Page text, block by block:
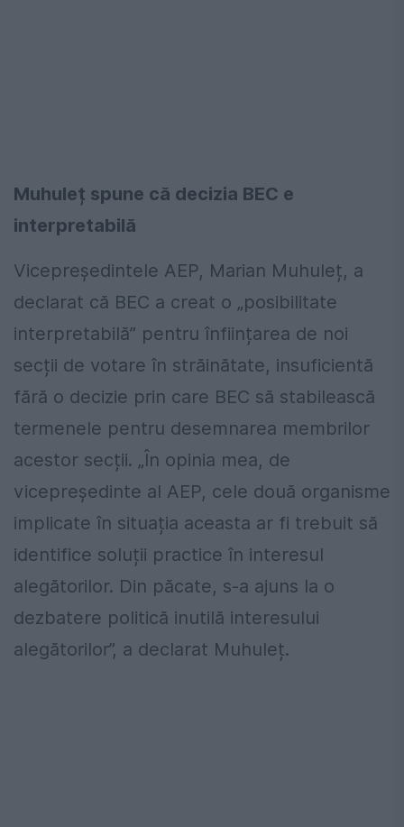
Muhuleț spune că decizia BEC e
interpretabilă
Vicepreședintele AEP, Marian Muhuleț, a
declarat că BEC a creat o „posibilitate
interpretabilă” pentru înființarea de noi
secții de votare în străinătate, insuficientă
fără o decizie prin care BEC să stabilească
termenele pentru desemnarea membrilor
acestor secții. „În opinia mea, de
vicepreședinte al AEP, cele două organisme
implicate în situația aceasta ar fi trebuit să
identifice soluții practice în interesul
alegătorilor. Din păcate, s-a ajuns la o
dezbatere politică inutilă interesului
alegătorilor”, a declarat Muhuleț.